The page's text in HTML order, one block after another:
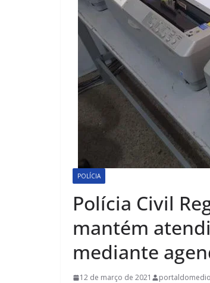
POLÍCIA
Polícia Civil
mantém
mediante
12 de março de 2021